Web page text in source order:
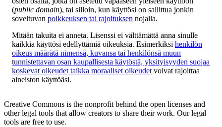
(public domain), tai silloin, kun käyttösi on sallittua jonkin
soveltuvan poikkeuksen tai rajoituksen nojalla.
Mitään takuita ei anneta. Lisenssi ei välttämättä anna sinulle
kaikkia käyttösi edellyttämiä oikeuksia. Esimerkiksi henkilön
oikeus määrätä nimensä, kuvansa tai henkilönsä muun
tunnistettavan osan kaupallisesta käytöstä, yksityisyyden suojaa
koskevat oikeudet taikka moraaliset oikeudet voivat rajoittaa
aineiston käyttöäsi.
Creative Commons is the nonprofit behind the open licenses and
other legal tools that allow creators to share their work. Our legal
tools are free to use.